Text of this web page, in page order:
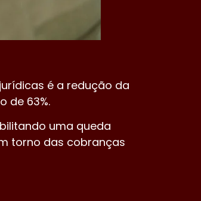
é a redução da
de 63%.
uma queda
torno das cobranças